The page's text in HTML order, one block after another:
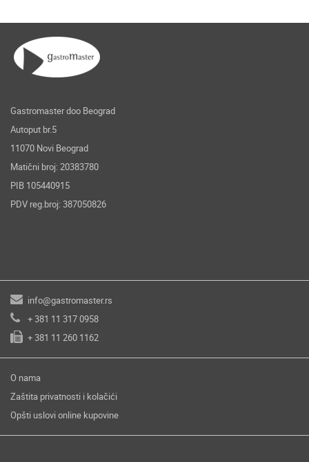
Gastromaster doo Beograd
Autoput br.5
11070 Novi Beograd
Matični broj: 20383780
PIB 105440915
PDV reg.broj: 387050826
info@gastromaster.rs
+ 381 11 317 0958
+ 381 11 260 1162
O nama
Zaštita privatnosti i kolačići
Opšti uslovi online kupovine